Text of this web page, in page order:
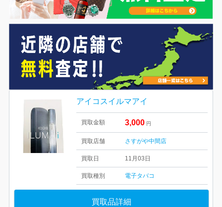
アイコスイルマアイ
買取金額 3,000 円
買取店舗 さすがや中間店
買取日 11月03日
買取種別 電子タバコ
買取品詳細